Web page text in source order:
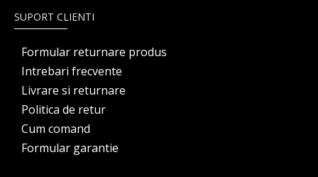
SUPORT CLIENTI
Formular returnare produs
Intrebari frecvente
Livrare si returnare
Politica de retur
Cum comand
Formular garantie